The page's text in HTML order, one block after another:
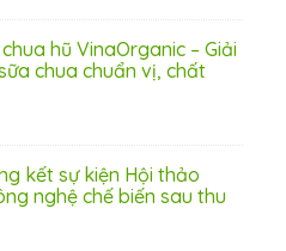
hũ VinaOrganic – Giải
chua chuẩn vị, chất
kết sự kiện Hội thảo
nghệ chế biến sau thu